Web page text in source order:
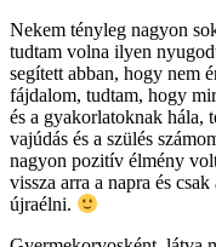
Nekem tényleg nagyon
tudtam volna ilyen
segített abban, hogy nem
fájdalom, tudtam, hogy
és a gyakorlatoknak hála,
vajúdás és a szülés
nagyon pozitív élmény
vissza arra a napra és
újraélni.